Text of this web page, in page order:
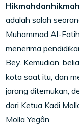
adalah salah
Muhammad Al-
menerima
Bey. Kemudian,
kota saat itu, dan
jarang ditemukan,
dari Ketua Kadi
Molla Yegân.